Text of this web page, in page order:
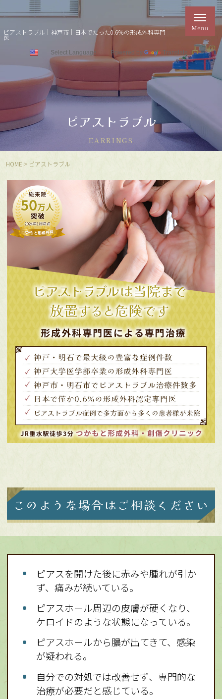
ピアストラブル｜神戸市｜日本でたった0.6％の形成外科専門
医
Powered by Translate
ピアストラブル
EARRINGS
HOME > ピアストラブル
このような場合はご相談ください
ピアスを開けた後に赤みや腫れが引か
ず、痛みが続いている。
ピアスホール周辺の皮膚が硬くなり、
ケロイドのような状態になっている。
ピアスホールから膿が出てきて、感染
が疑われる。
自分での対処では改善せず、専門的な
治療が必要だと感じている。